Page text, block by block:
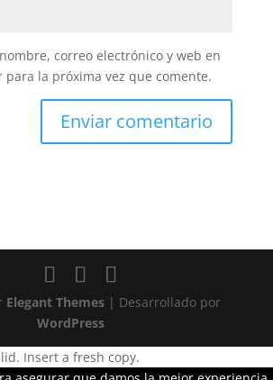
correo electrónico y web en
para la próxima vez que comente.
Elegant Themes| Desarrollado por
WordPress
Insert a fresh copy.